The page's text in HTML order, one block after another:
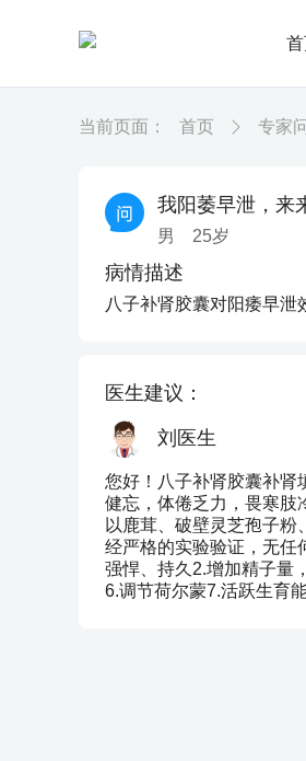
当前页面： 首页 专家
我阳萎早泄，来
男 25岁
病情描述
八子补肾胶囊对阳痿早泄
医生建议：
刘医生
您好！八子补肾胶囊补肾
健忘，体倦乏力，畏寒肢
以鹿茸、破壁灵芝孢子粉
经严格的实验验证，无任
强悍、持久2.增加精子量
6.调节荷尔蒙7.活跃生育